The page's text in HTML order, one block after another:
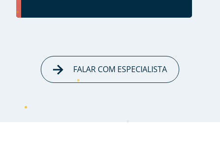
FALAR COM ESPECIALISTA